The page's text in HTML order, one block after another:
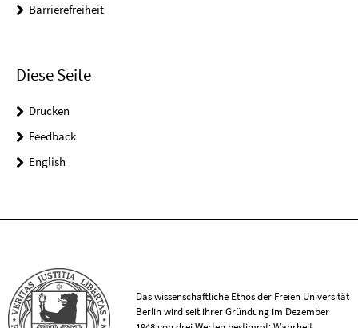
Barrierefreiheit
Diese Seite
Drucken
Feedback
English
Das wissenschaftliche Ethos der Freien Universität
Berlin wird seit ihrer Gründung im Dezember